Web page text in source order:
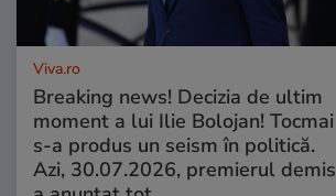
Viva.ro
Breaking news! Decizia de ultim
moment a lui Ilie Bolojan! Tocmai
s-a produs un seism în politică.
Azi, 30.07.2026, premierul demis